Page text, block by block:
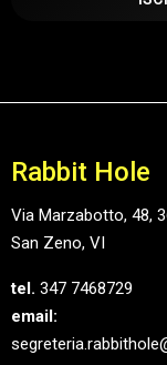
Rabbit Hole
Via Marzabotto, 48,
San Zeno, VI
tel. 347 7468729
email: